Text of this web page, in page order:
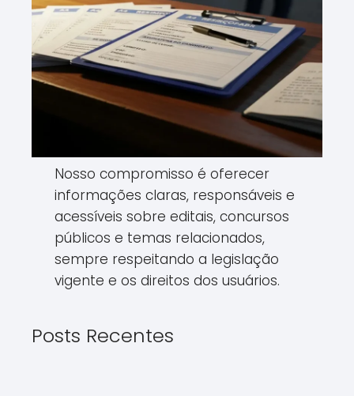
Nosso compromisso é oferecer
informações claras, responsáveis e
acessíveis sobre editais, concursos
públicos e temas relacionados,
sempre respeitando a legislação
vigente e os direitos dos usuários.
Posts Recentes